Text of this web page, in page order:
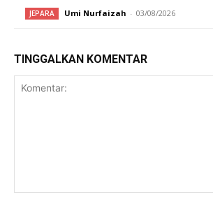
JEPARA Umi Nurfaizah - 03/08/2026
TINGGALKAN KOMENTAR